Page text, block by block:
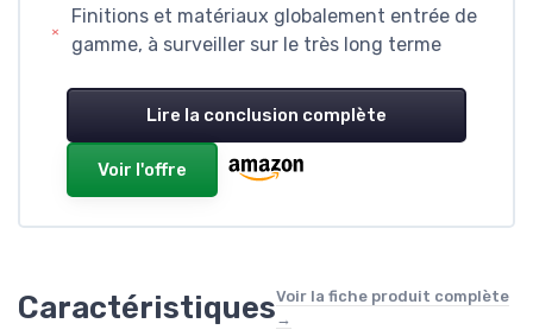
Finitions et matériaux globalement entrée de
gamme, à surveiller sur le très long terme
Lire la conclusion complète
Voir l'offre
CaractéristiquesVoir la fiche produit complète
→